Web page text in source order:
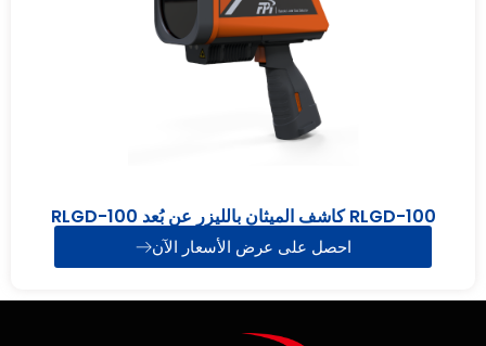
RLGD-100 كاشف الميثان بالليزر عن بُعد RLGD-100
احصل على عرض الأسعار الآن